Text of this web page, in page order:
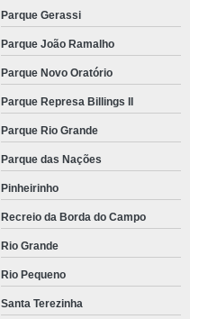
Parque Gerassi
Parque João Ramalho
Parque Novo Oratório
Parque Represa Billings II
Parque Rio Grande
Parque das Nações
Pinheirinho
Recreio da Borda do Campo
Rio Grande
Rio Pequeno
Santa Terezinha